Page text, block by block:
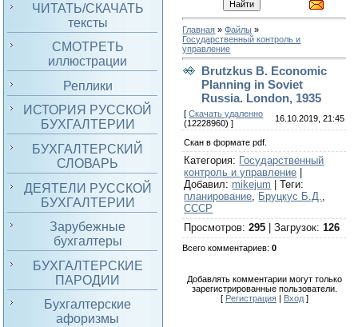
ЧИТАТЬ/СКАЧАТЬ
тексты
СМОТРЕТЬ
иллюстрации
Реплики
ИСТОРИЯ РУССКОЙ
БУХГАЛТЕРИИ
БУХГАЛТЕРСКИЙ
СЛОВАРЬ
ДЕЯТЕЛИ РУССКОЙ
БУХГАЛТЕРИИ
Зарубежные
бухгалтеры
БУХГАЛТЕРСКИЕ
ПАРОДИИ
Бухгалтерские
афоризмы
Главная »Файлы »
Государственный контроль и
управление
Brutzkus B. Economic
Planning in Soviet
Russia. London, 1935
[Скачать удаленно
(12228960) ]
16.10.2019, 21:45
Скан в формате pdf.
Категория: Государственный
контроль и управление
Добавил: mikejum |Теги:
планирование, Бруцкус Б.Д.,
СССР
Просмотров:295 |Загрузок:126
Всего комментариев:0
Добавлять комментарии могут только
зарегистрированные пользователи.
[ Регистрация| Вход]